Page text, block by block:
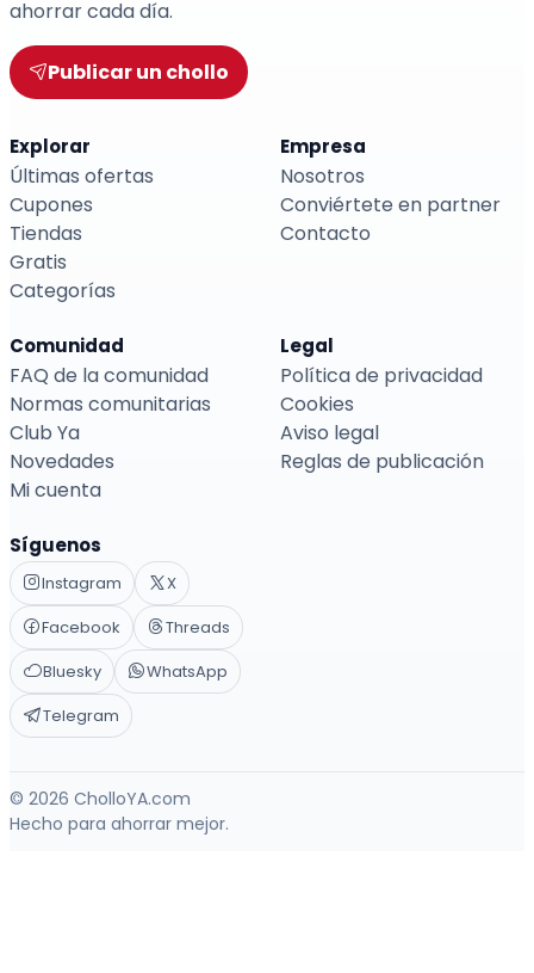
ahorrar cada día.
Publicar un chollo
Explorar
Últimas ofertas
Cupones
Tiendas
Gratis
Categorías
Empresa
Nosotros
Conviértete en partner
Contacto
Comunidad
FAQ de la comunidad
Normas comunitarias
Club Ya
Novedades
Mi cuenta
Legal
Política de privacidad
Cookies
Aviso legal
Reglas de publicación
Síguenos
Instagram
X
Facebook
Threads
Bluesky
WhatsApp
Telegram
© 2026 CholloYA.com
Hecho para ahorrar mejor.